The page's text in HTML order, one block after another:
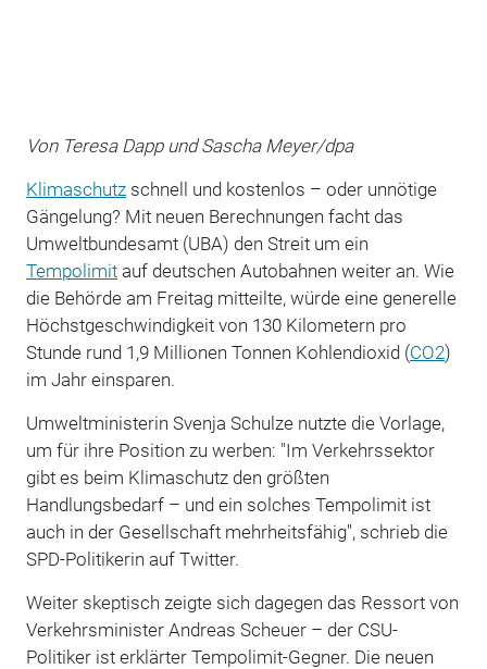
Von Teresa Dapp und Sascha Meyer/dpa
Klimaschutzschnell und kostenlos – oder unnötige
Gängelung? Mit neuen Berechnungen facht das
Umweltbundesamt (UBA) den Streit um ein
Tempolimitauf deutschen Autobahnen weiter an. Wie
die Behörde am Freitag mitteilte, würde eine generelle
Höchstgeschwindigkeit von 130 Kilometern pro
Stunde rund 1,9 Millionen Tonnen Kohlendioxid (CO2)
im Jahr einsparen.
Umweltministerin Svenja Schulze nutzte die Vorlage,
um für ihre Position zu werben: "Im Verkehrssektor
gibt es beim Klimaschutz den größten
Handlungsbedarf – und ein solches Tempolimit ist
auch in der Gesellschaft mehrheitsfähig", schrieb die
SPD-Politikerin auf Twitter.
Weiter skeptisch zeigte sich dagegen das Ressort von
Verkehrsminister Andreas Scheuer – der CSU-
Politiker ist erklärter Tempolimit-Gegner. Die neuen